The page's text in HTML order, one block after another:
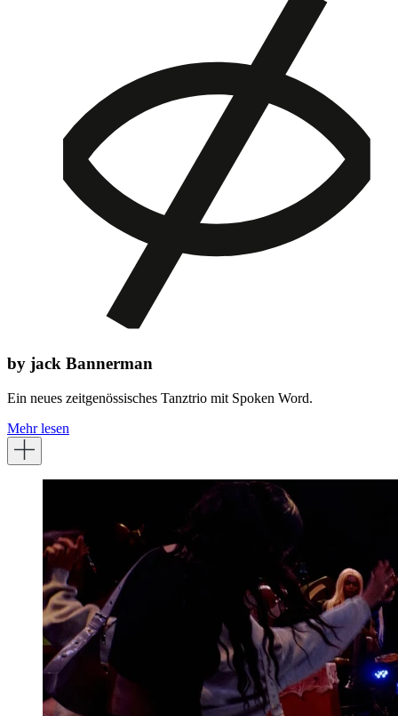
by jack Bannerman
Ein neues zeitgenössisches Tanztrio mit Spoken Word.
Mehr lesen